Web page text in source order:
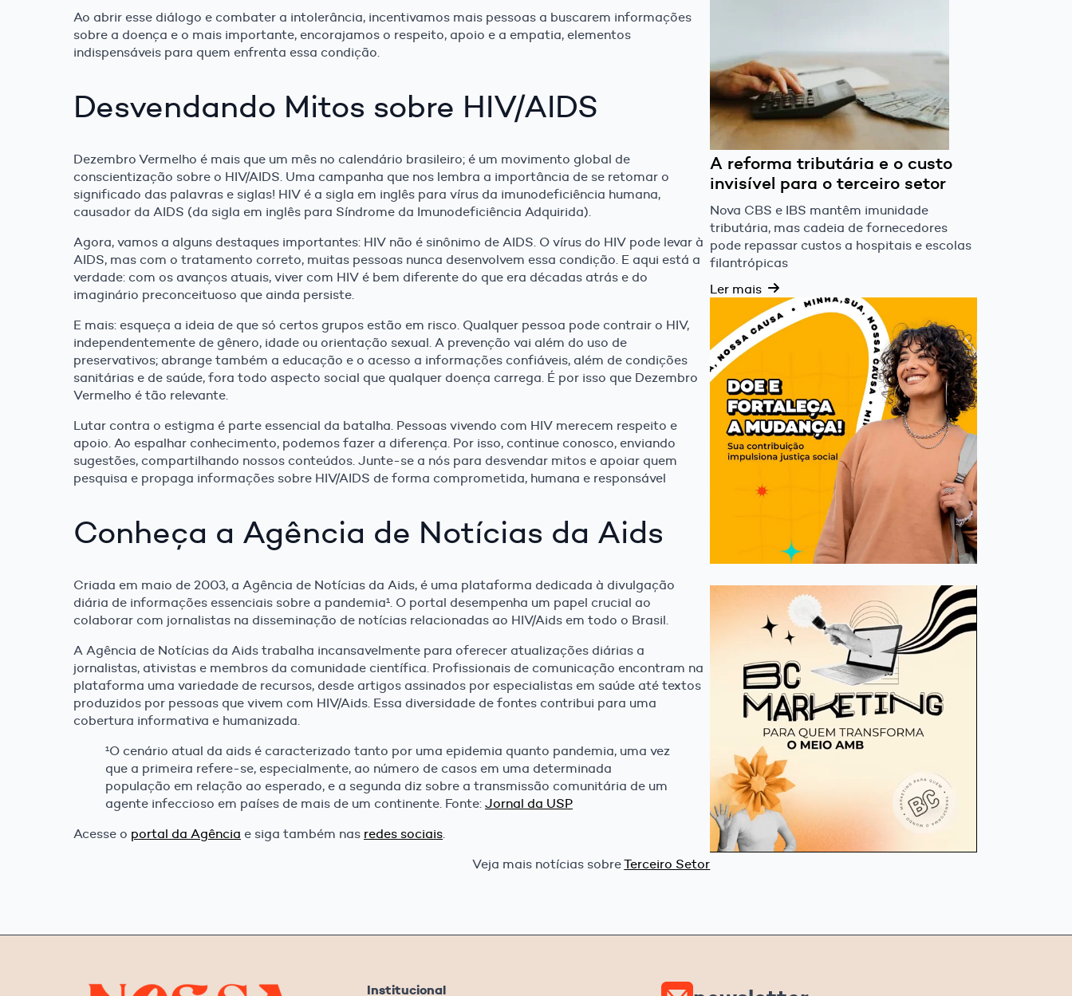
Ao abrir esse diálogo e combater a intolerância, incentivamos mais pessoas a buscarem informações
sobre a doença e o mais importante, encorajamos o respeito, apoio e a empatia, elementos
indispensáveis para quem enfrenta essa condição.
Desvendando Mitos sobre HIV/AIDS
Dezembro Vermelho é mais que um mês no calendário brasileiro; é um movimento global de
conscientização sobre o HIV/AIDS. Uma campanha que nos lembra a importância de se retomar o
significado das palavras e siglas! HIV é a sigla em inglês para vírus da imunodeficiência humana,
causador da AIDS (da sigla em inglês para Síndrome da Imunodeficiência Adquirida).
Agora, vamos a alguns destaques importantes: HIV não é sinônimo de AIDS. O vírus do HIV pode levar à
AIDS, mas com o tratamento correto, muitas pessoas nunca desenvolvem essa condição. E aqui está a
verdade: com os avanços atuais, viver com HIV é bem diferente do que era décadas atrás e do
imaginário preconceituoso que ainda persiste.
E mais: esqueça a ideia de que só certos grupos estão em risco. Qualquer pessoa pode contrair o HIV,
independentemente de gênero, idade ou orientação sexual. A prevenção vai além do uso de
preservativos; abrange também a educação e o acesso a informações confiáveis, além de condições
sanitárias e de saúde, fora todo aspecto social que qualquer doença carrega. É por isso que Dezembro
Vermelho é tão relevante.
Lutar contra o estigma é parte essencial da batalha. Pessoas vivendo com HIV merecem respeito e
apoio. Ao espalhar conhecimento, podemos fazer a diferença. Por isso, continue conosco, enviando
sugestões, compartilhando nossos conteúdos. Junte-se a nós para desvendar mitos e apoiar quem
pesquisa e propaga informações sobre HIV/AIDS de forma comprometida, humana e responsável
Conheça a Agência de Notícias da Aids
Criada em maio de 2003, a Agência de Notícias da Aids, é uma plataforma dedicada à divulgação
diária de informações essenciais sobre a pandemia¹. O portal desempenha um papel crucial ao
colaborar com jornalistas na disseminação de notícias relacionadas ao HIV/Aids em todo o Brasil.
A Agência de Notícias da Aids trabalha incansavelmente para oferecer atualizações diárias a
jornalistas, ativistas e membros da comunidade científica. Profissionais de comunicação encontram na
plataforma uma variedade de recursos, desde artigos assinados por especialistas em saúde até textos
produzidos por pessoas que vivem com HIV/Aids. Essa diversidade de fontes contribui para uma
cobertura informativa e humanizada.
¹O cenário atual da aids é caracterizado tanto por uma epidemia quanto pandemia, uma vez
que a primeira refere-se, especialmente, ao número de casos em uma determinada
população em relação ao esperado, e a segunda diz sobre a transmissão comunitária de um
agente infeccioso em países de mais de um continente. Fonte: Jornal da USP
Acesse o portal da Agência e siga também nas redes sociais.
Veja mais notícias sobreTerceiro Setor
A reforma tributária e o custo
invisível para o terceiro setor
Nova CBS e IBS mantêm imunidade
tributária, mas cadeia de fornecedores
pode repassar custos a hospitais e escolas
filantrópicas
Ler mais
Institucional